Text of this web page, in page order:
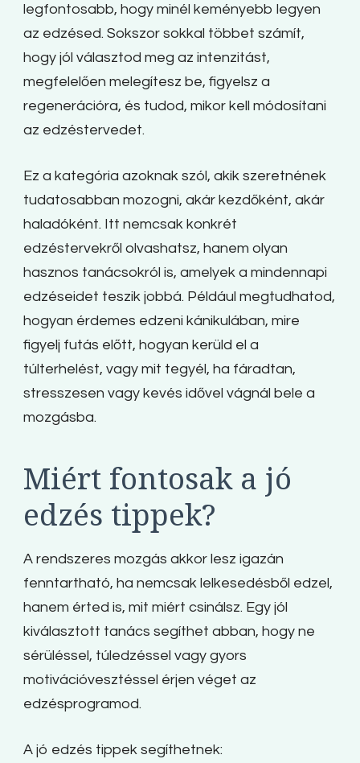
legfontosabb, hogy minél keményebb legyen
az edzésed. Sokszor sokkal többet számít,
hogy jól választod meg az intenzitást,
megfelelően melegítesz be, figyelsz a
regenerációra, és tudod, mikor kell módosítani
az edzéstervedet.
Ez a kategória azoknak szól, akik szeretnének
tudatosabban mozogni, akár kezdőként, akár
haladóként. Itt nemcsak konkrét
edzéstervekről olvashatsz, hanem olyan
hasznos tanácsokról is, amelyek a mindennapi
edzéseidet teszik jobbá. Például megtudhatod,
hogyan érdemes edzeni kánikulában, mire
figyelj futás előtt, hogyan kerüld el a
túlterhelést, vagy mit tegyél, ha fáradtan,
stresszesen vagy kevés idővel vágnál bele a
mozgásba.
Miért fontosak a jó
edzés tippek?
A rendszeres mozgás akkor lesz igazán
fenntartható, ha nemcsak lelkesedésből edzel,
hanem érted is, mit miért csinálsz. Egy jól
kiválasztott tanács segíthet abban, hogy ne
sérüléssel, túledzéssel vagy gyors
motivációvesztéssel érjen véget az
edzésprogramod.
A jó edzés tippek segíthetnek: